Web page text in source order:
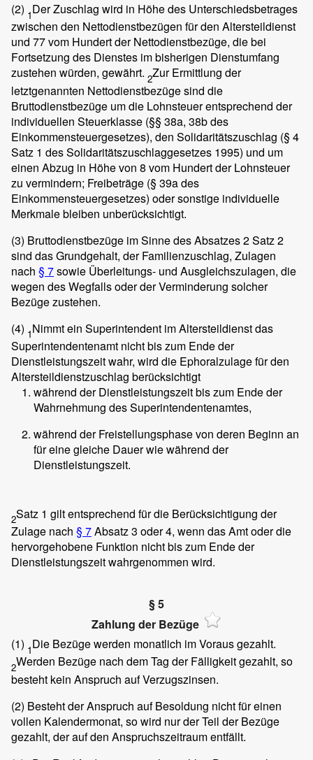
(2) 1Der Zuschlag wird in Höhe des Unterschiedsbetrages
zwischen den Nettodienstbezügen für den Altersteildienst
und 77 vom Hundert der Nettodienstbezüge, die bei
Fortsetzung des Dienstes im bisherigen Dienstumfang
zustehen würden, gewährt. 2Zur Ermittlung der
letztgenannten Nettodienstbezüge sind die
Bruttodienstbezüge um die Lohnsteuer entsprechend der
individuellen Steuerklasse (§§ 38a, 38b des
Einkommensteuergesetzes), den Solidaritätszuschlag (§ 4
Satz 1 des Solidaritätszuschlaggesetzes 1995) und um
einen Abzug in Höhe von 8 vom Hundert der Lohnsteuer
zu vermindern; Freibeträge (§ 39a des
Einkommensteuergesetzes) oder sonstige individuelle
Merkmale bleiben unberücksichtigt.
(3) Bruttodienstbezüge im Sinne des Absatzes 2 Satz 2
sind das Grundgehalt, der Familienzuschlag, Zulagen
nach § 7sowie Überleitungs- und Ausgleichszulagen, die
wegen des Wegfalls oder der Verminderung solcher
Bezüge zustehen.
(4) 1Nimmt ein Superintendent im Altersteildienst das
Superintendentenamt nicht bis zum Ende der
Dienstleistungszeit wahr, wird die Ephoralzulage für den
Altersteildienstzuschlag berücksichtigt
während der Dienstleistungszeit bis zum Ende der
Wahrnehmung des Superintendentenamtes,
während der Freistellungsphase von deren Beginn an
für eine gleiche Dauer wie während der
Dienstleistungszeit.
2Satz 1 gilt entsprechend für die Berücksichtigung der
Zulage nach § 7Absatz 3 oder 4, wenn das Amt oder die
hervorgehobene Funktion nicht bis zum Ende der
Dienstleistungszeit wahrgenommen wird.
§ 5
Zahlung der Bezüge
(1) 1Die Bezüge werden monatlich im Voraus gezahlt.
2Werden Bezüge nach dem Tag der Fälligkeit gezahlt, so
besteht kein Anspruch auf Verzugszinsen.
(2) Besteht der Anspruch auf Besoldung nicht für einen
vollen Kalendermonat, so wird nur der Teil der Bezüge
gezahlt, der auf den Anspruchszeitraum entfällt.